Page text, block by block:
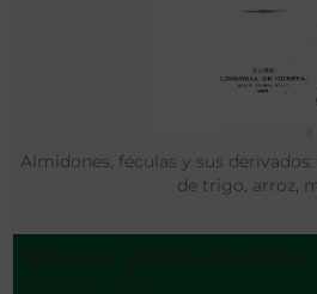
Almidones, féculas y sus
de trigo, arroz,